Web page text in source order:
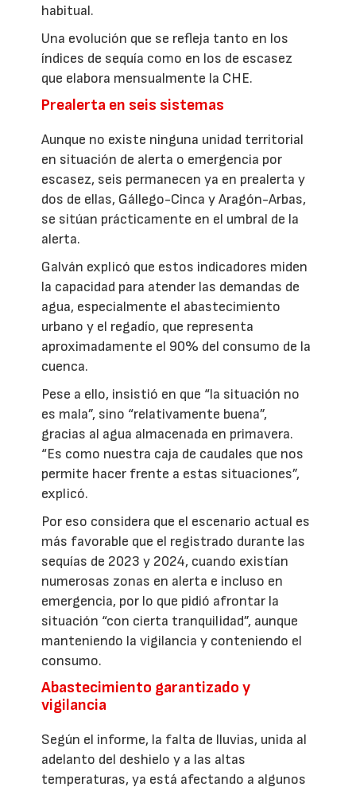
habitual.
Una evolución que se refleja tanto en los
índices de sequía como en los de escasez
que elabora mensualmente la CHE.
Prealerta en seis sistemas
Aunque no existe ninguna unidad territorial
en situación de alerta o emergencia por
escasez, seis permanecen ya en prealerta y
dos de ellas, Gállego-Cinca y Aragón-Arbas,
se sitúan prácticamente en el umbral de la
alerta.
Galván explicó que estos indicadores miden
la capacidad para atender las demandas de
agua, especialmente el abastecimiento
urbano y el regadío, que representa
aproximadamente el 90% del consumo de la
cuenca.
Pese a ello, insistió en que “la situación no
es mala”, sino “relativamente buena”,
gracias al agua almacenada en primavera.
“Es como nuestra caja de caudales que nos
permite hacer frente a estas situaciones”,
explicó.
Por eso considera que el escenario actual es
más favorable que el registrado durante las
sequías de 2023 y 2024, cuando existían
numerosas zonas en alerta e incluso en
emergencia, por lo que pidió afrontar la
situación “con cierta tranquilidad”, aunque
manteniendo la vigilancia y conteniendo el
consumo.
Abastecimiento garantizado y
vigilancia
Según el informe, la falta de lluvias, unida al
adelanto del deshielo y a las altas
temperaturas, ya está afectando a algunos